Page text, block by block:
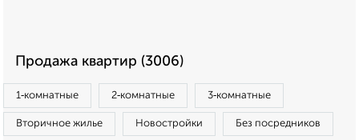
Продажа квартир (3006)
1‑комнатные 2‑комнатные 3‑комнатные
Вторичное жилье Новостройки Без посредников